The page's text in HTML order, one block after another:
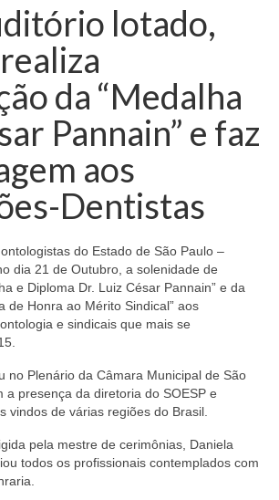
lotado,
da “Medalha
Pannain” e faz
aos
Dentistas
do Estado de São Paulo –
dia 21 de Outubro, a solenidade de
e Diploma Dr. Luiz César Pannain” e da
de Honra ao Mérito Sindical” aos
e sindicais que mais se
no Plenário da Câmara Municipal de São
a presença da diretoria do SOESP e
vindos de várias regiões do Brasil.
pela mestre de cerimônias, Daniela
todos os profissionais contemplados com